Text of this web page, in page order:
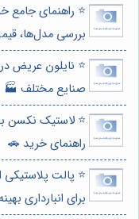
⭐️ راهنمای جامع
بررسی مدل‌ها،
⭐️ نایلون عریض
صنایع مختلف 🏭
⭐️ لاستیک نکسن
راهنمای خرید 🚗
⭐️ پالت
برای انبارداری